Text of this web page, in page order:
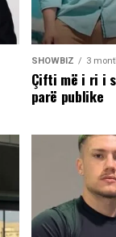
SHOWBIZ 3
Çifti më i ri i
parë publike